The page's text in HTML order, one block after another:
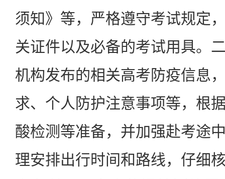
须知》等，严格遵守考试规定
关证件以及必备的考试用具。
机构发布的相关高考防疫信息
求、个人防护注意事项等，根
酸检测等准备，并加强赴考途
理安排出行时间和路线，仔细